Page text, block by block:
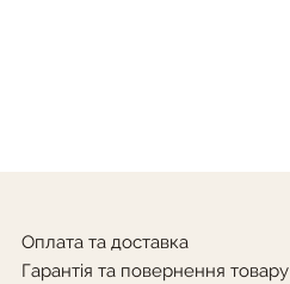
Оплата та доставка
Гарантія та повернення товару